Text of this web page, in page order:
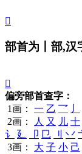
𠁺
部首为丨部,汉
𠁻
偏旁部首查字：
1画： 一 乙 乛 丿
2画：
人 又 儿 十
讠
廴 卩 㔾 刂 丷
3画： 大 子 小 己